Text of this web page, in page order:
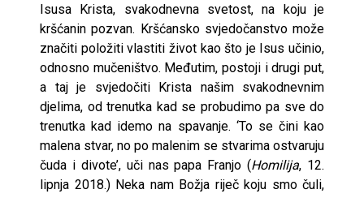
Isusa Krista, svakodnevna svetost, na koju je
kršćanin pozvan. Kršćansko svjedočanstvo može
značiti položiti vlastiti život kao što je Isus učinio,
odnosno mučeništvo. Međutim, postoji i drugi put,
a taj je svjedočiti Krista našim svakodnevnim
djelima, od trenutka kad se probudimo pa sve do
trenutka kad idemo na spavanje. ‘To se čini kao
malena stvar, no po malenim se stvarima ostvaruju
čuda i divote’, uči nas papa Franjo (Homilija, 12.
lipnja 2018.) Neka nam Božja riječ koju smo čuli,